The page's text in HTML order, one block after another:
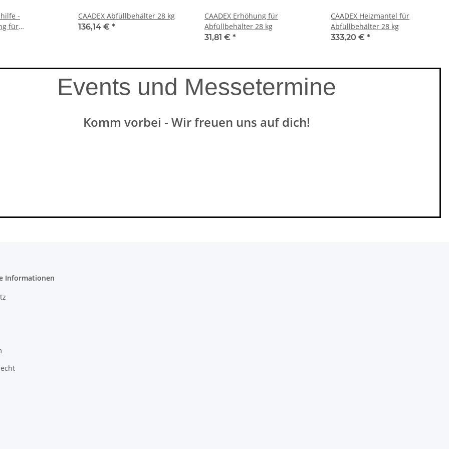
-
für
kg, 35 kg und
CAADEX Abfüllbehälter 28 kg
136,14 € *
CAADEX Erhöhung für
Abfüllbehälter 28 kg
31,81 € *
CAADEX Heizmantel für
Abfüllbehälter 28 kg
333,20 € *
Events und Messetermine
Komm vorbei - Wir freuen uns auf dich!
Informationen